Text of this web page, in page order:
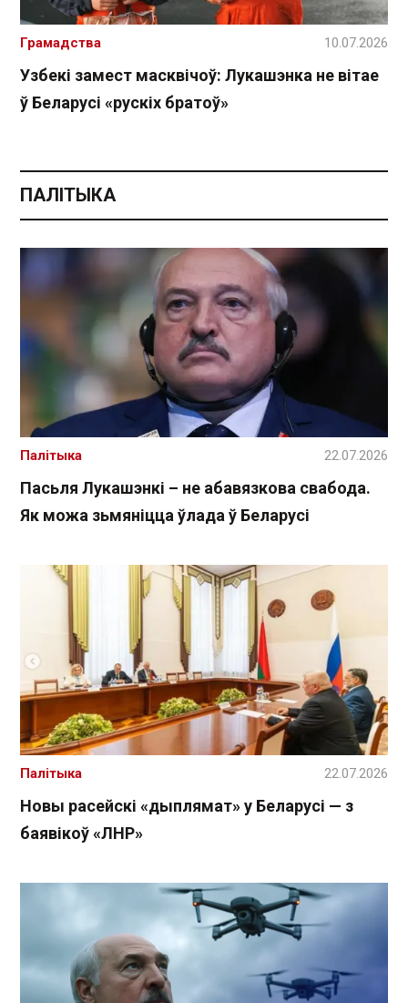
Узбекі замест масквічоў: Лукашэнка не вітае
ў Беларусі «рускіх братоў»
Грамадства 10.07.2026
ПАЛІТЫКА
Пасьля Лукашэнкі – не абавязкова свабода.
Як можа зьмяніцца ўлада ў Беларусі
Палітыка 22.07.2026
Новы расейскі «дыплямат» у Беларусі — з
баявікоў «ЛНР»
Палітыка 22.07.2026